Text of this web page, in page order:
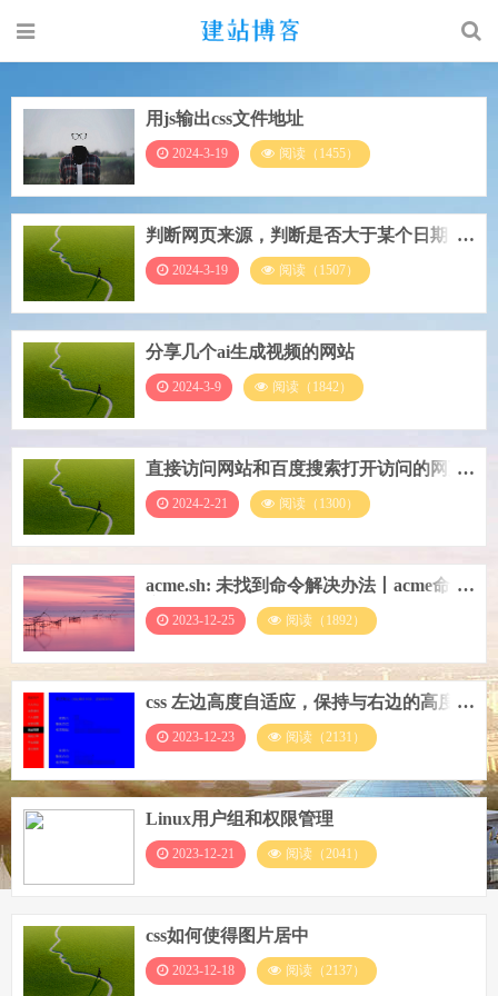
用js输出css文件地址
2024-3-19 阅读（1455）
判断网页来源，判断是否大于某个日期，
做跳转
2024-3-19 阅读（1507）
分享几个ai生成视频的网站
2024-3-9 阅读（1842）
直接访问网站和百度搜索打开访问的网页
标题不一致
2024-2-21 阅读（1300）
acme.sh: 未找到命令解决办法丨acme命令
安装ssl证书
2023-12-25 阅读（1892）
css 左边高度自适应，保持与右边的高度一
致
2023-12-23 阅读（2131）
Linux用户组和权限管理
2023-12-21 阅读（2041）
css如何使得图片居中
2023-12-18 阅读（2137）